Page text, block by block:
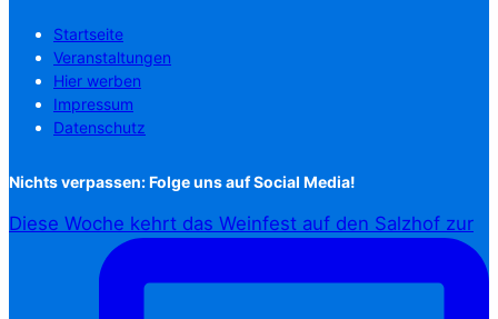
Startseite
Veranstaltungen
Hier werben
Impressum
Datenschutz
Nichts verpassen: Folge uns auf Social Media!
Diese Woche kehrt das Weinfest auf den Salzhof zur